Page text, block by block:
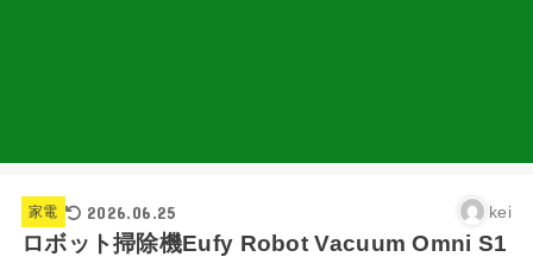
家電 2026.06.25 kei
ロボット掃除機Eufy Robot Vacuum Omni S1